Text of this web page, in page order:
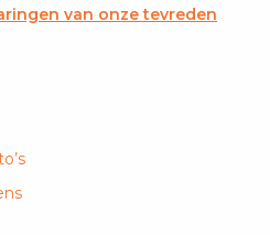
van onze tevreden